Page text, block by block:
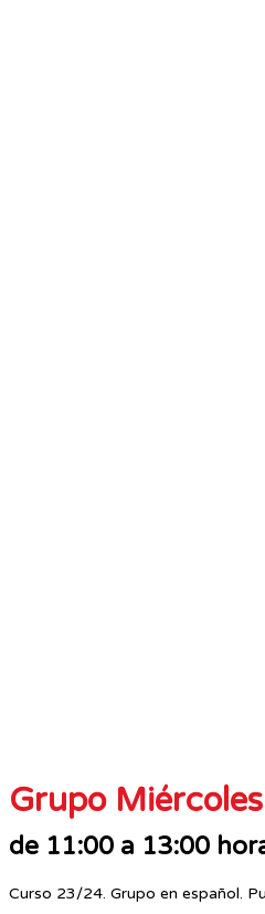
Grupo
de 11:00 a 13:00
Curso 23/24. Grupo en español.